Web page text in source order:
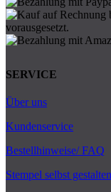
SERVICE
Über uns
Kundenservice
Bestellhinweise/ FAQ
Stempel selbst gestalten